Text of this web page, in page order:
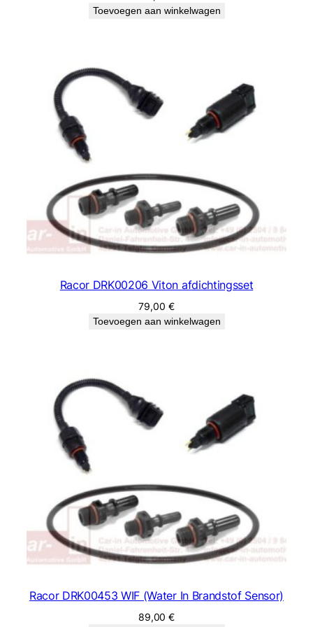
Toevoegen aan winkelwagen
Racor DRK00206 Viton afdichtingsset
79,00 €
Toevoegen aan winkelwagen
Racor DRK00453 WIF (Water In Brandstof Sensor)
89,00€